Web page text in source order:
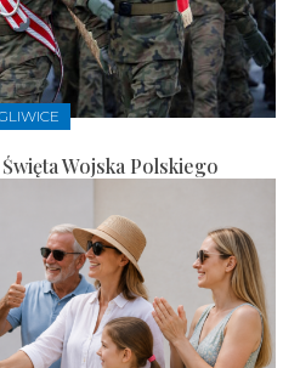
Wojska Polskiego